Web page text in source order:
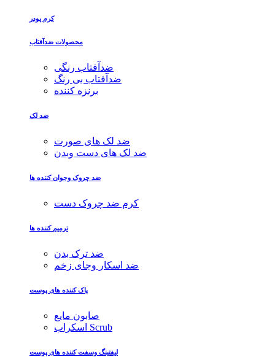
کرم پودر
محصولات ضدآفتاب
ضدآفتاب رنگی
ضدآفتاب بی رنگ
برنزه کننده
ضد لک
ضد لک های صورت
ضد لک های دست وبدن
ضد چروک وجوان کننده ها
کرم ضد چروک دست
ترمیم کننده ها
ضد ترک بدن
ضد اسکار وجای زخم
پاک کننده های پوست
صابون مایع
اسکراب Scrub
لیفتینگ وسفت کننده های پوست